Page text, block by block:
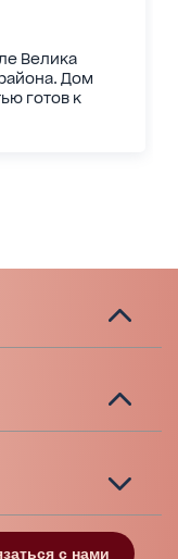
Велика
Дом
готов к
с нами